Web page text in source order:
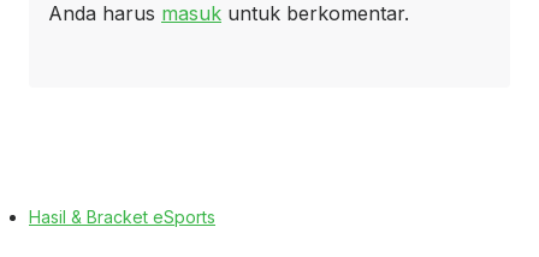
Anda harus masuk untuk berkomentar.
Hasil & Bracket eSports